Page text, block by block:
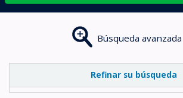
Búsqueda avanzada
Refinar su búsqueda